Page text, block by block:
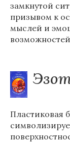
замкнутой
призывом к
мыслей и
Пластиковая